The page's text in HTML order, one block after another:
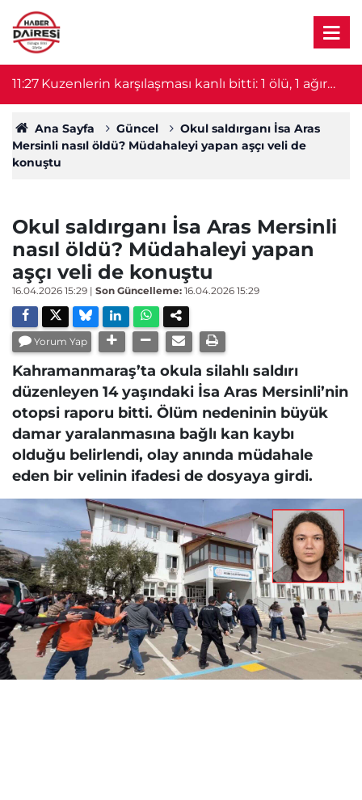
11:10 Konya’da iki otomobil kavşakta çarpıştı! Yaralılar
hastaneye kaldırıldı
Ana Sayfa Güncel
Okul saldırganı İsa Aras
Mersinli nasıl öldü? Müdahaleyi yapan aşçı veli de
konuştu
Okul saldırganı İsa Aras Mersinli
nasıl öldü? Müdahaleyi yapan
aşçı veli de konuştu
16.04.2026 15:29 | Son Güncelleme: 16.04.2026 15:29
Yorum Yap
Kahramanmaraş’ta okula silahlı saldırı
düzenleyen 14 yaşındaki İsa Aras Mersinli’nin
otopsi raporu bitti. Ölüm nedeninin büyük
damar yaralanmasına bağlı kan kaybı
olduğu belirlendi, olay anında müdahale
eden bir velinin ifadesi de dosyaya girdi.